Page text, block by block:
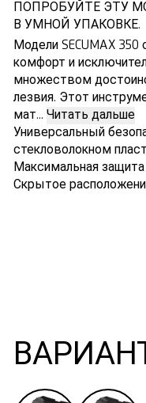
ПОПРОБУЙТЕ ЭТУ
В УМНОЙ УПАКОВКЕ.
Модели SECUMAX
комфорт и
множеством
лезвия. Этот
мат...Читать дальше
Универсальный
стекловолокном
Максимальная
Скрытое